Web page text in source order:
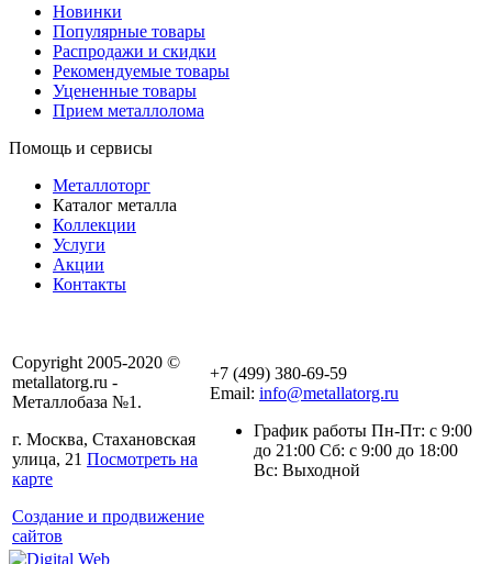
Новинки
Популярные товары
Распродажи и скидки
Рекомендуемые товары
Уцененные товары
Прием металлолома
Помощь и сервисы
Металлоторг
Каталог металла
Коллекции
Услуги
Акции
Контакты
Copyright 2005-2020 ©
metallatorg.ru -
Металлобаза №1.
г. Москва, Стахановская
улица, 21 Посмотреть на
карте
Создание и продвижение
сайтов
+7 (499) 380-69-59
Email: info@metallatorg.ru
График работы Пн-Пт: с 9:00
до 21:00 Сб: с 9:00 до 18:00
Вс: Выходной